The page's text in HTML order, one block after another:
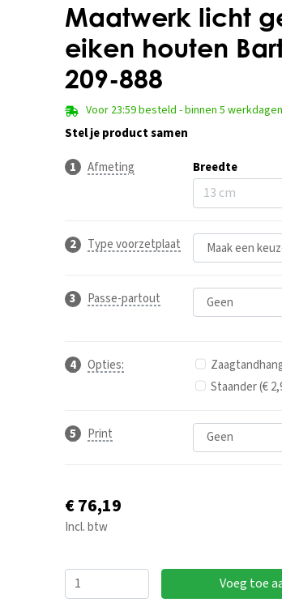
Maatwerk licht
eiken houten
209-888
Stel je product samen
Afmeting
Breedte
Type voorzetplaat
Passe-partout
Opties:
Staander (€
Print
€ 76,19
Incl. btw
Voeg toe
Voor 23:59 besteld - binnen 5